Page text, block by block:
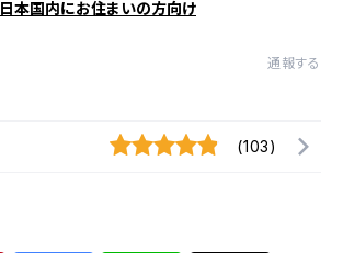
日本国内にお住まいの方向け
通報する
(103)